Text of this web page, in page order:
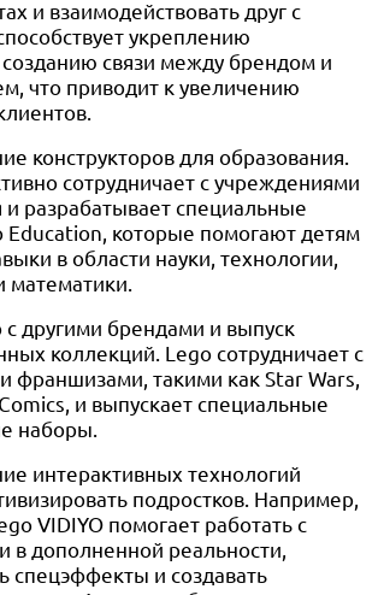
и взаимодействовать друг с
укреплению
связи между брендом и
что приводит к увеличению
конструкторов для образования.
сотрудничает с учреждениями
и разрабатывает специальные
Education, которые помогают детям
в области науки, технологии,
с другими брендами и выпуск
коллекций. Lego сотрудничает с
франшизами, такими как Star Wars,
и выпускает специальные
наборы.
интерактивных технологий
подростков. Например,
VIDIYO помогает работать с
в дополненной реальности,
спецэффекты и создавать